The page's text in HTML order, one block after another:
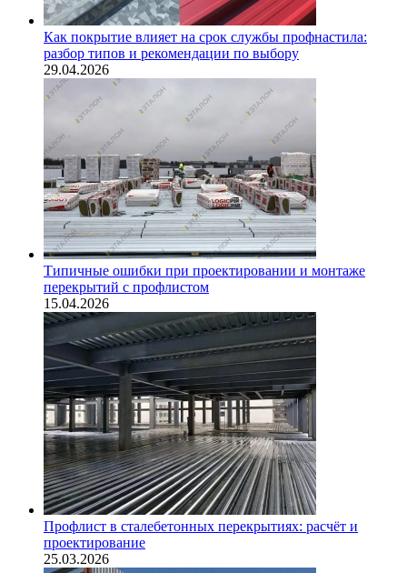
Как покрытие влияет на срок службы профнастила:
разбор типов и рекомендации по выбору
29.04.2026
Типичные ошибки при проектировании и монтаже
перекрытий с профлистом
15.04.2026
Профлист в сталебетонных перекрытиях: расчёт и
проектирование
25.03.2026